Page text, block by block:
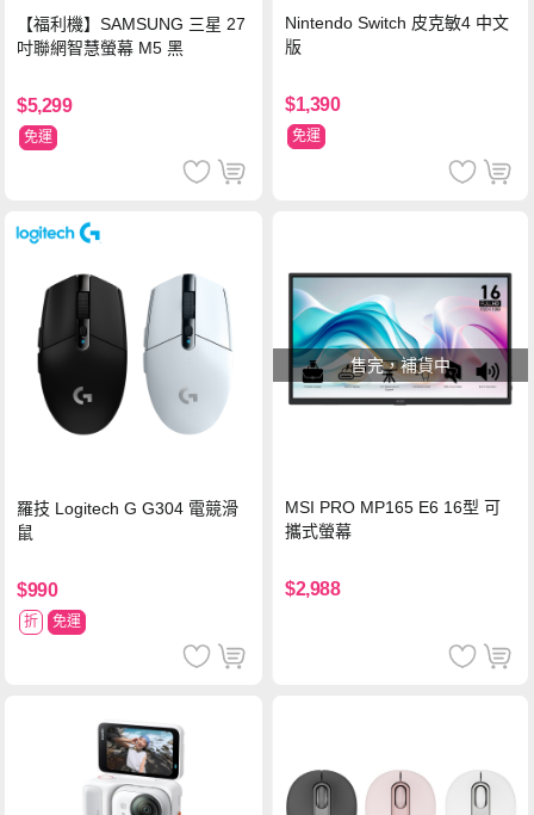
【福利機】SAMSUNG 三星 27
吋聯網智慧螢幕 M5 黑
$5,299
免運
Nintendo Switch 皮克敏4 中文
版
$1,390
免運
羅技 Logitech G G304 電競滑
鼠
$990
折 免運
售完，補貨中
MSI PRO MP165 E6 16型 可
攜式螢幕
$2,988